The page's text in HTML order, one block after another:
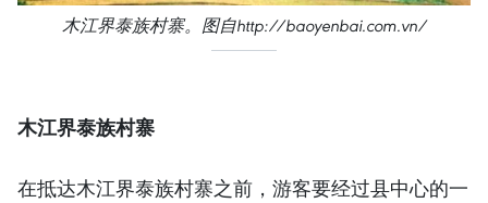
木江界泰族村寨。图自http://baoyenbai.com.vn/
木江界泰族村寨
在抵达木江界泰族村寨之前，游客要经过县中心的一